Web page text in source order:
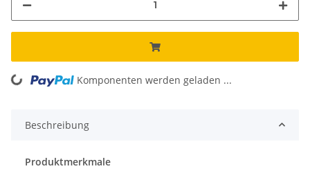
Loading... Komponenten werden geladen ...
Beschreibung
Produktmerkmale